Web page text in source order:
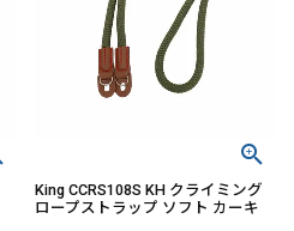
King CCRS108S KH クライミング
ロープストラップ ソフト カーキ